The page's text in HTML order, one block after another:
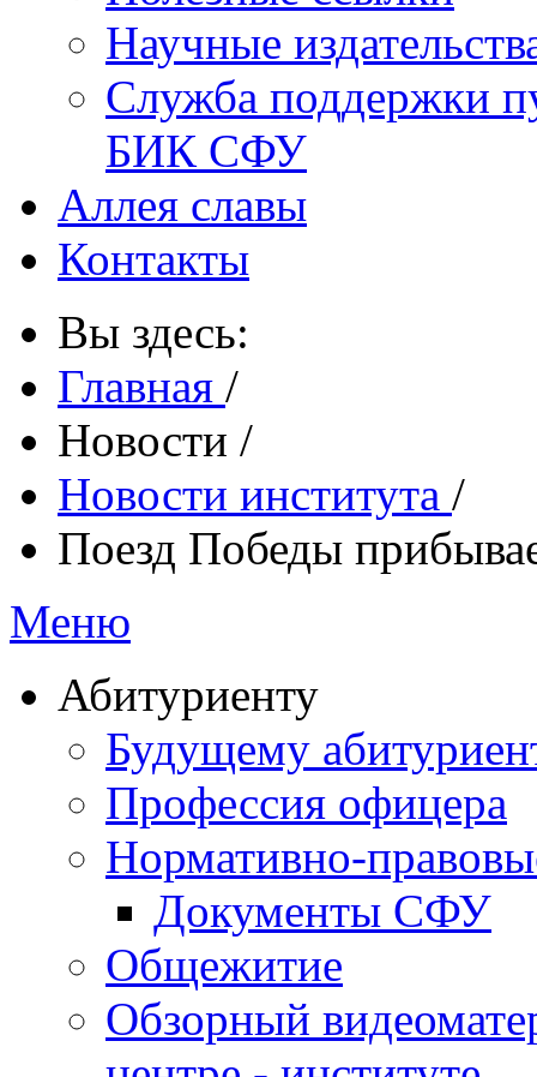
Научные
Служба поддержки
БИК СФУ
Аллея славы
Контакты
Вы здесь:
Главная /
Новости /
Новости института /
Поезд Победы
Меню
Абитуриенту
Будущему
Профессия офицера
Нормативно-
Документы СФУ
Общежитие
Обзорный